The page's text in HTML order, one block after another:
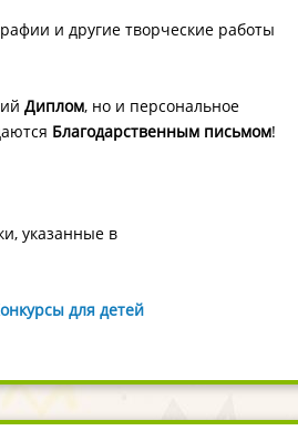
и другие творческие работы
Диплом, но и персональное
Благодарственным письмом!
указанные в
для детей